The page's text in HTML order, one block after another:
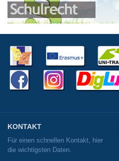
KONTAKT
Für einen schnellen Kontakt, hier
die wichtigsten Daten.